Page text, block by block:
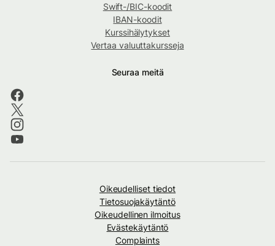
Swift-/BIC-koodit
IBAN-koodit
Kurssihälytykset
Vertaa valuuttakursseja
Seuraa meitä
Oikeudelliset tiedot
Tietosuojakäytäntö
Oikeudellinen ilmoitus
Evästekäytäntö
Complaints